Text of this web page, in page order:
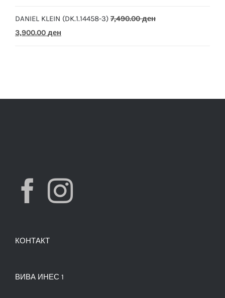
was:
7,490.00 ден.
is:
3,900.00 ден.
DANIEL KLEIN (DK.1.14458-3) 7,490.00ден
Original
3,900.00 ден
КОНТАКТ
ВИВА ИНЕС 1